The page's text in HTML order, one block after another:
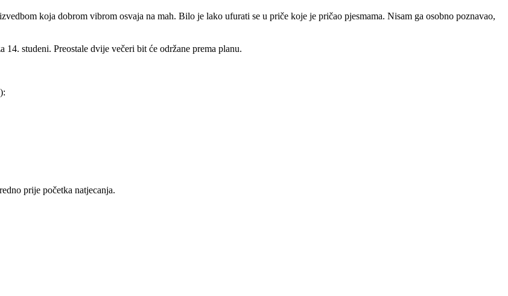
koja dobrom vibrom osvaja na mah. Bilo je lako ufurati se u priče koje je pričao pjesmama. Nisam ga osobno poznavao,
studeni. Preostale dvije večeri bit će održane prema planu.
prije početka natjecanja.